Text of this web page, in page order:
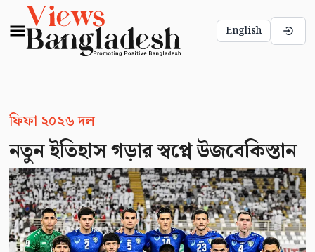
English
ফিফা ২০২৬ দল
নতুন ইতিহাস গড়ার স্বপ্নে উজবেকিস্তান